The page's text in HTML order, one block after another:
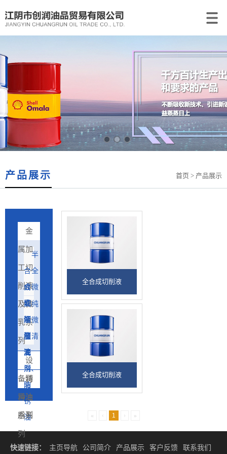
产品展示 首页 > 产品展示
金
属加
工切
削液
及微
乳系
列
半
合
成
切
削
液
全
合
成
切
削
液
微
乳
液
纯
油
加
工
微
量
润
滑
油
清
洗
剂、
防
锈
油
设
备润
滑油
系列
特
种油
脂系
列
全合成切削液
全合成切削液
« ‹ 1 › »
快速链接： 主页导航 公司简介 产品展示 客户反馈 联系我们